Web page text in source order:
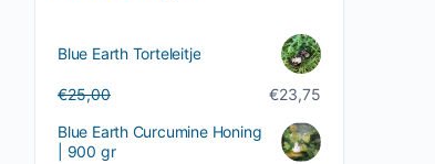
Blue Earth Torteleitje
€25,00Oorspronkelijke
was:
€25,00.
€23,75
Huidige
is:
€23,75.
Blue Earth Curcumine Honing
| 900 gr